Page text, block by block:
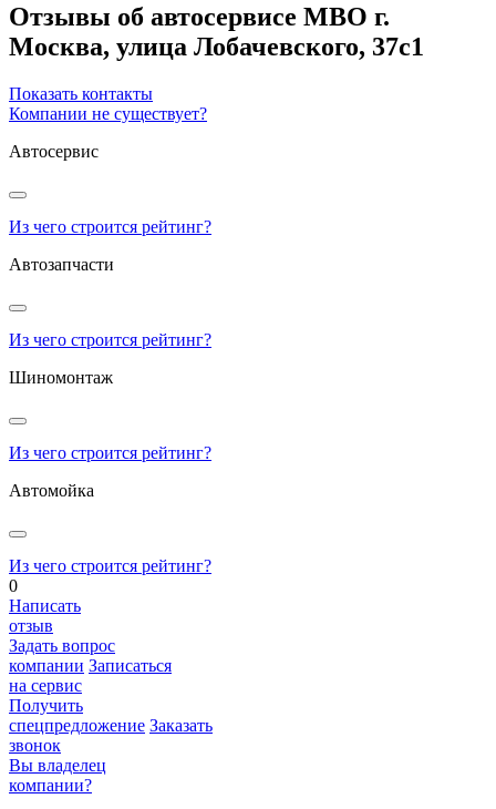
Отзывы об автосервисе МВО г.
Москва, улица Лобачевского, 37с1
Показать контакты
Компании не существует?
Автосервис
Из чего строится рейтинг?
Автозапчасти
Из чего строится рейтинг?
Шиномонтаж
Из чего строится рейтинг?
Автомойка
Из чего строится рейтинг?
0
Написать
отзыв
Задать вопрос
компании Записаться
на сервис
Получить
спецпредложение Заказать
звонок
Вы владелец
компании?